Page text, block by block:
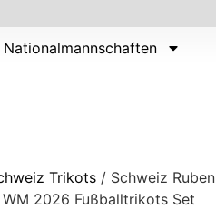
Nationalmannschaften
Trikots / Schweiz Ruben
2026 Fußballtrikots Set